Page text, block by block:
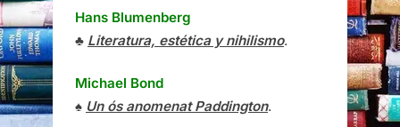
Hans Blumenberg
♣ Literatura, estética y nihilismo.
Michael Bond
♠ Un ós anomenat Paddington.